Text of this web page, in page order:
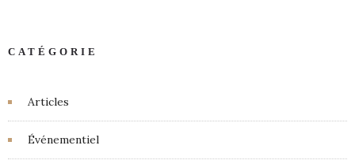
CATÉGORIE
Articles
Événementiel